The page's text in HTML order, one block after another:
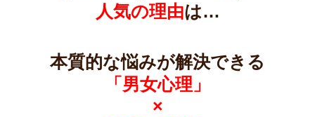
人気の理由は…
本質的な悩みが解決できる
「男女心理」
×